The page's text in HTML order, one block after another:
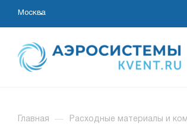
Москва
Главная — Расходные материалы и